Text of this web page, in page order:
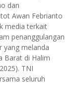
dan
Awan Febrianto
media terkait
penanggulangan
yang melanda
Barat di Halim
TNI
seluruh